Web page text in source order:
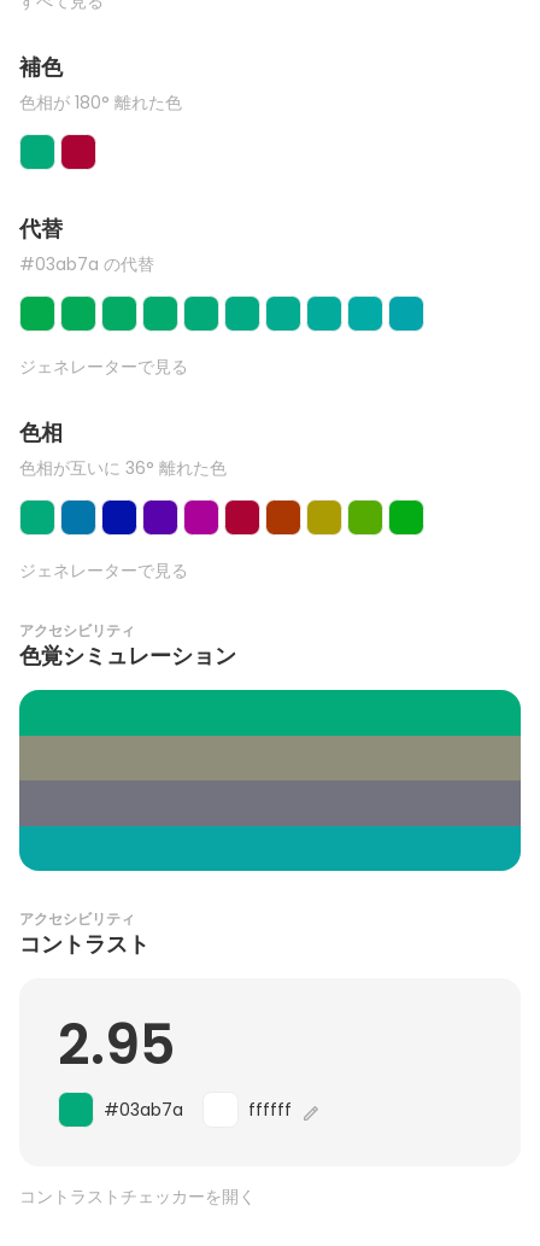
補色
色相が 180° 離れた色
代替
#03ab7a の代替
ジェネレーターで見る
色相
色相が互いに 36° 離れた色
ジェネレーターで見る
アクセシビリティ
色覚シミュレーション
アクセシビリティ
コントラスト
2.95
#03ab7a ffffff
コントラストチェッカーを開く